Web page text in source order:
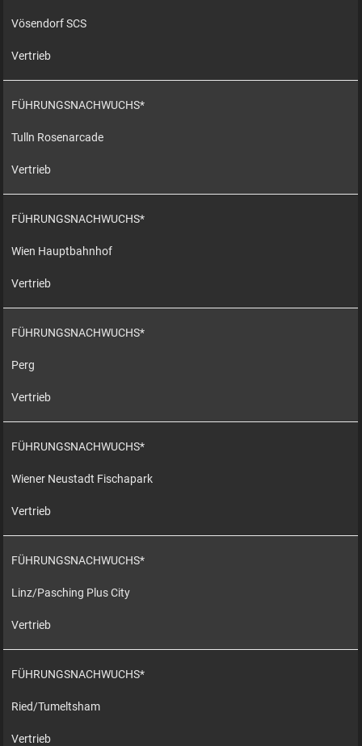
Vösendorf SCS
Vertrieb
FÜHRUNGSNACHWUCHS*
Tulln Rosenarcade
Vertrieb
FÜHRUNGSNACHWUCHS*
Wien Hauptbahnhof
Vertrieb
FÜHRUNGSNACHWUCHS*
Perg
Vertrieb
FÜHRUNGSNACHWUCHS*
Wiener Neustadt Fischapark
Vertrieb
FÜHRUNGSNACHWUCHS*
Linz/Pasching Plus City
Vertrieb
FÜHRUNGSNACHWUCHS*
Ried/Tumeltsham
Vertrieb